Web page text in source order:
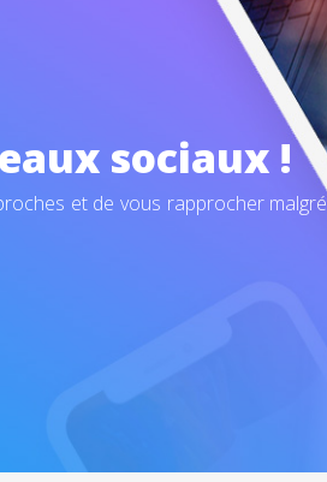
sociaux !
et de vous rapprocher